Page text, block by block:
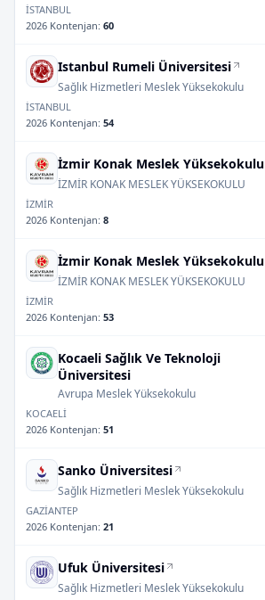
İSTANBUL
2026 Kontenjan: 60
Istanbul Rumeli Üniversitesi
Sağlık Hizmetleri Meslek Yüksekokulu
İSTANBUL
2026 Kontenjan: 54
İzmir Konak Meslek Yüksekokulu
İZMİR KONAK MESLEK YÜKSEKOKULU
İZMİR
2026 Kontenjan: 8
İzmir Konak Meslek Yüksekokulu
İZMİR KONAK MESLEK YÜKSEKOKULU
İZMİR
2026 Kontenjan: 53
Kocaeli Sağlık Ve Teknoloji
Üniversitesi
Avrupa Meslek Yüksekokulu
KOCAELİ
2026 Kontenjan: 51
Sanko Üniversitesi
Sağlık Hizmetleri Meslek Yüksekokulu
GAZİANTEP
2026 Kontenjan: 21
Ufuk Üniversitesi
Sağlık Hizmetleri Meslek Yüksekokulu